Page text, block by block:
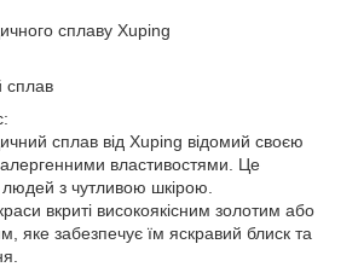
сплаву Xuping
сплав
сплав від Xuping відомий своєю
властивостями. Це
людей з чутливою шкірою.
вкриті високоякісним золотим або
яке забезпечує їм яскравий блиск та